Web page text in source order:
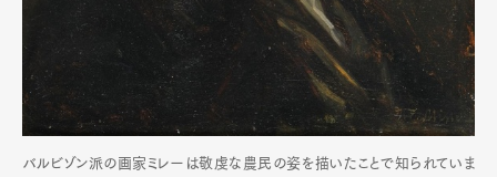
バルビゾン派の画家ミレーは敬虔な農民の姿を描いたことで知られていま